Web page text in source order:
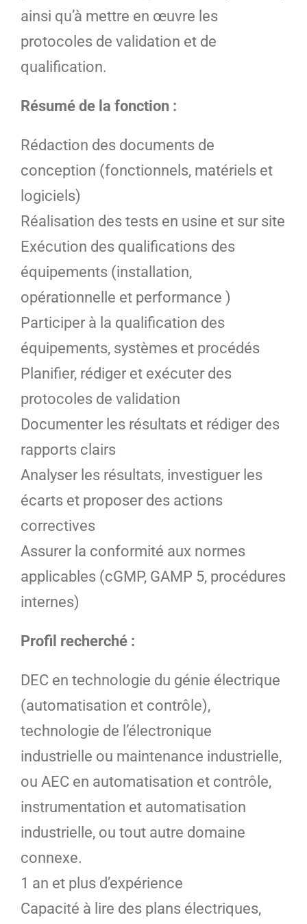
ainsi qu’à mettre en œuvre les
protocoles de validation et de
qualification.
Résumé de la fonction :
Rédaction des documents de
conception (fonctionnels, matériels et
logiciels)
Réalisation des tests en usine et sur site
Exécution des qualifications des
équipements (installation,
opérationnelle et performance )
Participer à la qualification des
équipements, systèmes et procédés
Planifier, rédiger et exécuter des
protocoles de validation
Documenter les résultats et rédiger des
rapports clairs
Analyser les résultats, investiguer les
écarts et proposer des actions
correctives
Assurer la conformité aux normes
applicables (cGMP, GAMP 5, procédures
internes)
Profil recherché :
DEC en technologie du génie électrique
(automatisation et contrôle),
technologie de l’électronique
industrielle ou maintenance industrielle,
ou AEC en automatisation et contrôle,
instrumentation et automatisation
industrielle, ou tout autre domaine
connexe.
1 an et plus d’expérience
Capacité à lire des plans électriques,